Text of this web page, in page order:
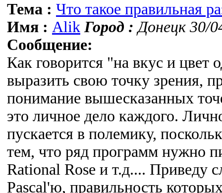
Тема : Что такое правильная
Имя : Alik Город : Донецк 30/
Сообщение:
Как говорится "на вкус и цвет
выразить свою точку зрения,
понимание вышесказанных
это личное дело каждого.
пускается в полемику,
тем, что ряд программ нужно
Rational Rose и т.д.... Приведу
Pascal'ю, правильность